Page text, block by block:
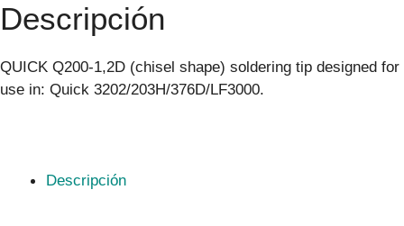
Descripción
QUICK Q200-1,2D (chisel shape) soldering tip designed for
use in: Quick 3202/203H/376D/LF3000.
Descripción